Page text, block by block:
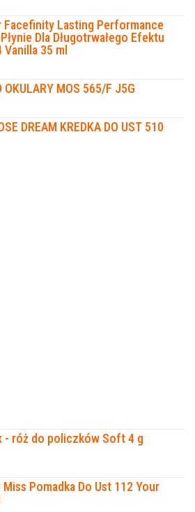
Facefinity Lasting Performance
Dla Długotrwałego Efektu
Vanilla 35 ml
OKULARY MOS 565/F J5G
DREAM KREDKA DO UST 510
- róż do policzków Soft 4 g
Miss Pomadka Do Ust 112 Your